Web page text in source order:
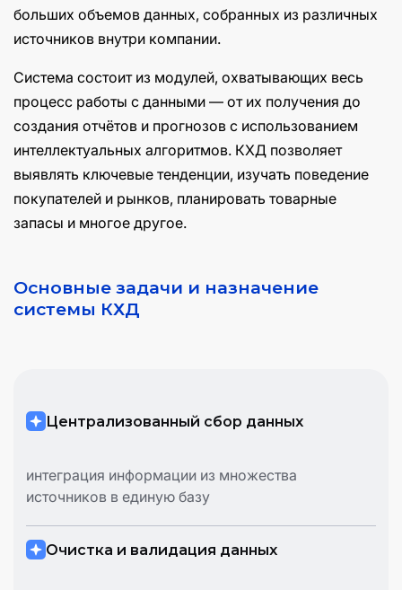
больших объемов данных, собранных из различных
источников внутри компании.
Система состоит из модулей, охватывающих весь
процесс работы с данными — от их получения до
создания отчётов и прогнозов с использованием
интеллектуальных алгоритмов. КХД позволяет
выявлять ключевые тенденции, изучать поведение
покупателей и рынков, планировать товарные
запасы и многое другое.
Основные задачи и назначение
системы КХД
Централизованный сбор данных
интеграция информации из множества
источников в единую базу
Очистка и валидация данных